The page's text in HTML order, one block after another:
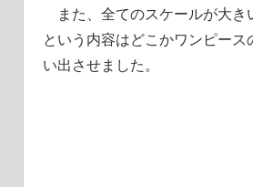
また、全てのスケールが大き
という内容はどこかワンピース
い出させました。